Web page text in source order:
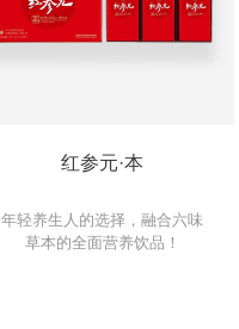
红参元·本
年轻养生人的选择，融合六味
草本的全面营养饮品！